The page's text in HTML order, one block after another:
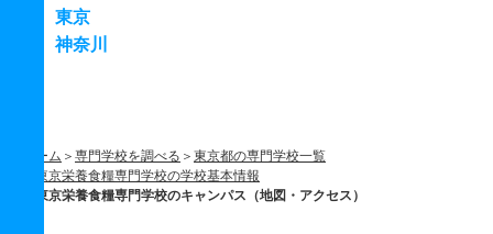
東京
神奈川
ホーム 専門学校を調べる
東京都の専門学校一覧
東京栄養食糧専門学校の学校基本情報
東京栄養食糧専門学校のキャンパス（地図・アクセス）